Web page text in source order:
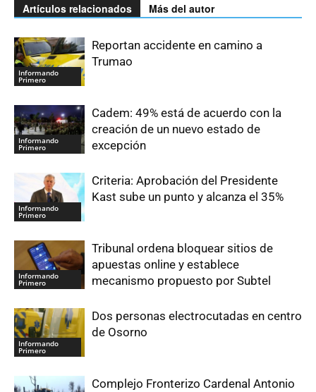
Artículos relacionados Más del autor
Informando
Primero
Reportan accidente en camino a
Trumao
Informando
Primero
Cadem: 49% está de acuerdo con la
creación de un nuevo estado de
excepción
Informando
Primero
Criteria: Aprobación del Presidente
Kast sube un punto y alcanza el 35%
Informando
Primero
Tribunal ordena bloquear sitios de
apuestas online y establece
mecanismo propuesto por Subtel
Informando
Primero
Dos personas electrocutadas en centro
de Osorno
Complejo Fronterizo Cardenal Antonio